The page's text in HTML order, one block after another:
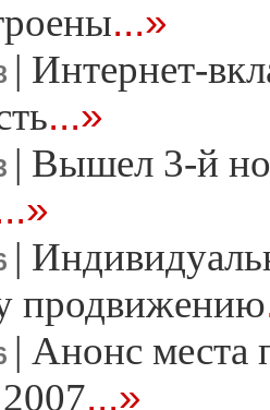
...»
| Интернет-
...»
| Вышел 3-й
|
продвижению
| Анонс места
...»